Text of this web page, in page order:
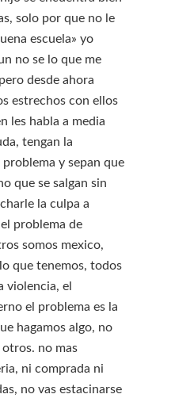
solo por que no le
escuela» yo
no se lo que me
desde ahora
estrechos con ellos
les habla a media
tengan la
y sepan que
que se salgan sin
la culpa a
problema de
somos mexico,
que tenemos, todos
violencia, el
el problema es la
hagamos algo, no
no mas
ni comprada ni
no vas estacinarse